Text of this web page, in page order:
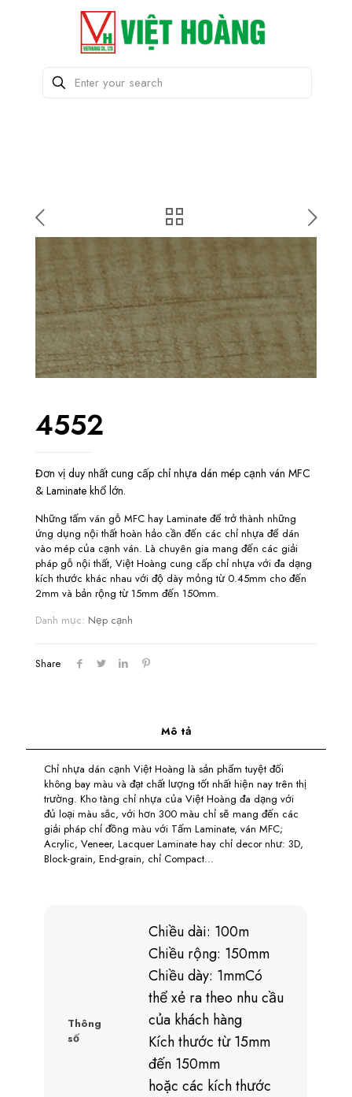
4552
Đơn vị duy nhất cung cấp chỉ nhựa dán mép cạnh ván MFC
& Laminate khổ lớn.
Những tấm ván gỗ MFC hay Laminate để trở thành những
ứng dụng nội thất hoàn hảo cần đến các chỉ nhựa để dán
vào mép của cạnh ván. Là chuyên gia mang đến các giải
pháp gỗ nội thất, Việt Hoàng cung cấp chỉ nhựa với đa dạng
kích thước khác nhau với độ dày mỏng từ 0.45mm cho đến
2mm và bản rộng từ 15mm đến 150mm.
Danh mục: Nẹp cạnh
Share
Mô tả
Chỉ nhựa dán cạnh Việt Hoàng là sản phẩm tuyệt đối
không bay màu và đạt chất lượng tốt nhất hiện nay trên thị
trường. Kho tàng chỉ nhựa của Việt Hoàng đa dạng với
đủ loại màu sắc, với hơn 300 màu chỉ sẽ mang đến các
giải pháp chỉ đồng màu với Tấm Laminate, ván MFC;
Acrylic, Veneer, Lacquer Laminate hay chỉ decor như: 3D,
Block-grain, End-grain, chỉ Compact…
Thông
số
Chiều dài: 100m
Chiều rộng: 150mm
Chiều dày: 1mmCó
thể xẻ ra theo nhu cầu
của khách hàng
Kích thước từ 15mm
đến 150mm
hoặc các kích thước